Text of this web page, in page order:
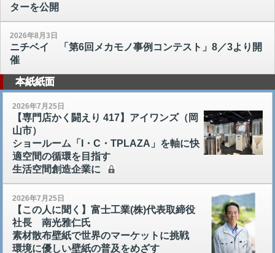
ターを公開
2026年8月3日
ニチベイ 「第6回メカモノ事例コンテスト」8／3より開
催
本紙紙面
2026年7月25日
【専門店かく闘えり 417】アイワンズ（岡
山市）
ショールーム「I・C・TPLAZA」を軸に快
適空間の循環を目指す
生活空間創造企業に
2026年7月25日
【この人に聞く】富士工業(株)代表取締役
社長 南光雅仁氏
素材散布壁紙で世界のマーケットに挑戦
環境に優しい壁紙の普及をめざす